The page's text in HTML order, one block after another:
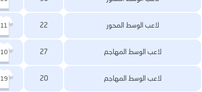
لاعب الوسط المحور 22
11
لاعب الوسط المهاجم 27
10
لاعب الوسط المهاجم 20
19